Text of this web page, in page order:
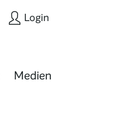
Login
Medien